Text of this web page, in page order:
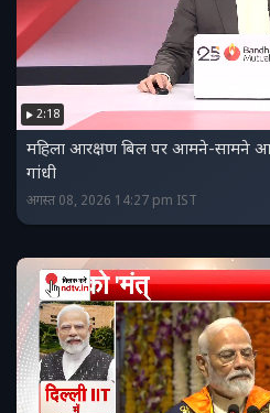
2:18
महिला आरक्षण बिल पर आमने-सामने
गांधी
अगस्त 08, 2026 14:27 pm IST